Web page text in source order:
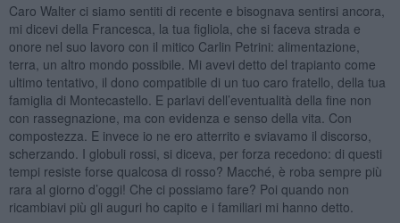
Caro Walter ci siamo sentiti di recente e bisognava sentirsi ancora,
mi dicevi della Francesca, la tua figliola, che si faceva strada e
onore nel suo lavoro con il mitico Carlin Petrini: alimentazione,
terra, un altro mondo possibile. Mi avevi detto del trapianto come
ultimo tentativo, il dono compatibile di un tuo caro fratello, della tua
famiglia di Montecastello. E parlavi dell’eventualità della fine non
con rassegnazione, ma con evidenza e senso della vita. Con
compostezza. E invece io ne ero atterrito e sviavamo il discorso,
scherzando. I globuli rossi, si diceva, per forza recedono: di questi
tempi resiste forse qualcosa di rosso? Macché, è roba sempre più
rara al giorno d’oggi! Che ci possiamo fare? Poi quando non
ricambiavi più gli auguri ho capito e i familiari mi hanno detto.